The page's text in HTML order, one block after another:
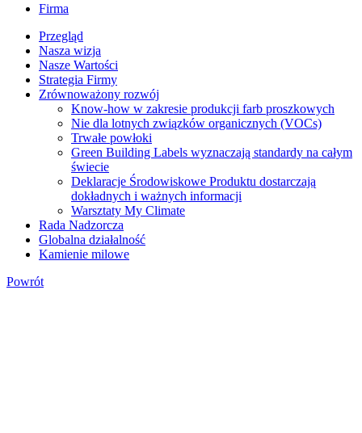
Firma
Przegląd
Nasza wizja
Nasze Wartości
Strategia Firmy
Zrównoważony rozwój
Know-how w zakresie produkcji farb proszkowych
Nie dla lotnych związków organicznych (VOCs)
Trwałe powłoki
Green Building Labels wyznaczają standardy na całym
świecie
Deklaracje Środowiskowe Produktu dostarczają
dokładnych i ważnych informacji
Warsztaty My Climate
Rada Nadzorcza
Globalna działalność
Kamienie milowe
Powrót